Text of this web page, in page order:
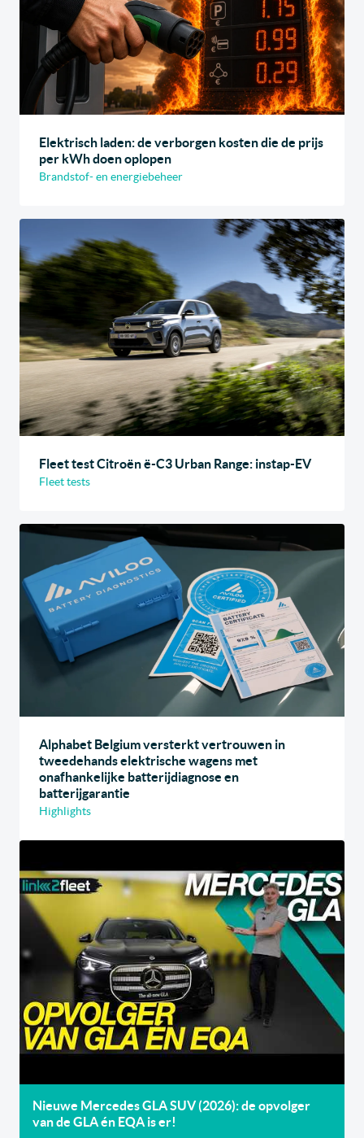
Elektrisch laden: de verborgen kosten die de prijs
per kWh doen oplopen
Brandstof- en energiebeheer
Fleet test Citroën ë-C3 Urban Range: instap-EV
Fleet tests
Alphabet Belgium versterkt vertrouwen in
tweedehands elektrische wagens met
onafhankelijke batterijdiagnose en
batterijgarantie
Highlights
Nieuwe Mercedes GLA SUV (2026): de opvolger
van de GLA én EQA is er!